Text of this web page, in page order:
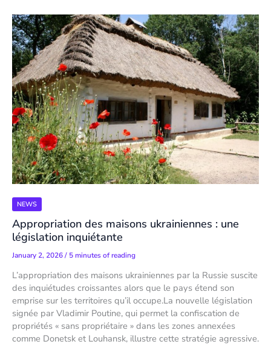
NEWS
Appropriation des maisons ukrainiennes : une
législation inquiétante
January 2, 2026/ 5 minutes of reading
L’appropriation des maisons ukrainiennes par la Russie suscite
des inquiétudes croissantes alors que le pays étend son
emprise sur les territoires qu’il occupe.La nouvelle législation
signée par Vladimir Poutine, qui permet la confiscation de
propriétés « sans propriétaire » dans les zones annexées
comme Donetsk et Louhansk, illustre cette stratégie agressive.